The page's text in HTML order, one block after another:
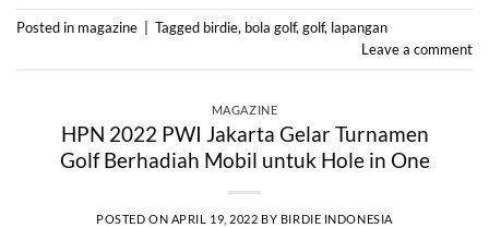
Posted in magazine Tagged birdie, bola golf, golf, lapangan
Leave a comment
MAGAZINE
HPN 2022 PWI Jakarta Gelar Turnamen
Golf Berhadiah Mobil untuk Hole in One
POSTED ON APRIL 19, 2022 BY BIRDIE INDONESIA